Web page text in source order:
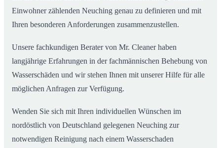
Einwohner zählenden Neuching genau zu definieren und mit
Ihren besonderen Anforderungen zusammenzustellen.
Unsere fachkundigen Berater von Mr. Cleaner haben
langjährige Erfahrungen in der fachmännischen Behebung von
Wasserschäden und wir stehen Ihnen mit unserer Hilfe für alle
möglichen Anfragen zur Verfügung.
Wenden Sie sich mit Ihren individuellen Wünschen im
nordöstlich von Deutschland gelegenen Neuching zur
notwendigen Reinigung nach einem Wasserschaden